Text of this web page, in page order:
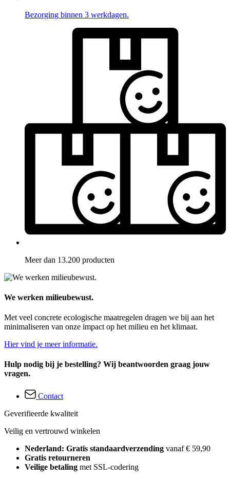
Bezorging binnen 3 werkdagen.
Meer dan 13.200 producten
We werken milieubewust.
Met veel concrete ecologische maatregelen dragen we bij aan het
minimaliseren van onze impact op het milieu en het klimaat.
Hier vind je meer informatie.
Hulp nodig bij je bestelling? Wij beantwoorden graag jouw
vragen.
Contact
Geverifieerde kwaliteit
Veilig en vertrouwd winkelen
Nederland: Gratis standaardverzending vanaf € 59,90
Gratis retourneren
Veilige betaling met SSL-codering